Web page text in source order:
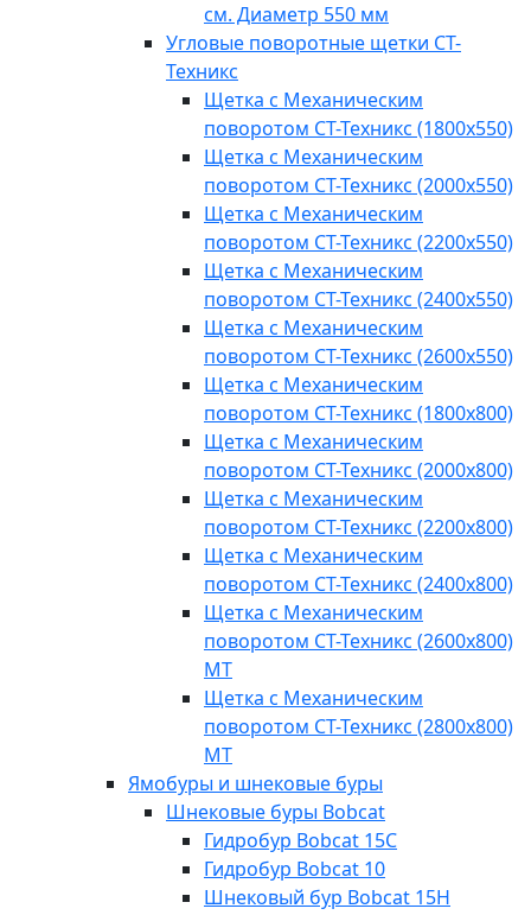
см. Диаметр 550 мм
Угловые поворотные щетки СТ-
Техникс
Щетка с Механическим
поворотом СТ-Техникс (1800x550)
Щетка с Механическим
поворотом СТ-Техникс (2000x550)
Щетка с Механическим
поворотом СТ-Техникс (2200x550)
Щетка с Механическим
поворотом СТ-Техникс (2400x550)
Щетка с Механическим
поворотом СТ-Техникс (2600x550)
Щетка с Механическим
поворотом СТ-Техникс (1800x800)
Щетка с Механическим
поворотом СТ-Техникс (2000x800)
Щетка с Механическим
поворотом СТ-Техникс (2200x800)
Щетка с Механическим
поворотом СТ-Техникс (2400x800)
Щетка с Механическим
поворотом СТ-Техникс (2600x800)
МТ
Щетка с Механическим
поворотом СТ-Техникс (2800x800)
МТ
Ямобуры и шнековые буры
Шнековые буры Bobcat
Гидробур Bobcat 15C
Гидробур Bobcat 10
Шнековый бур Bobcat 15H